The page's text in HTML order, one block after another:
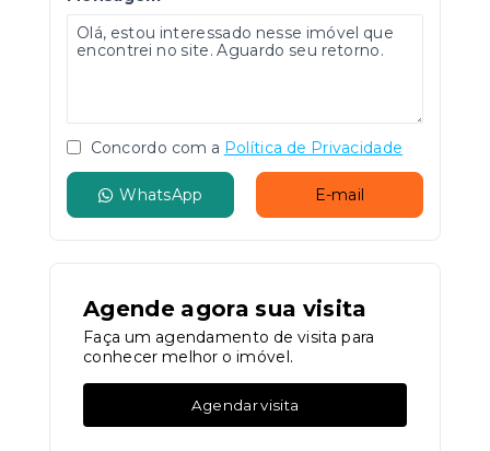
Concordo com a Política de Privacidade
WhatsApp E-mail
Agende agora sua visita
Faça um agendamento de visita para
conhecer melhor o imóvel.
Agendar visita